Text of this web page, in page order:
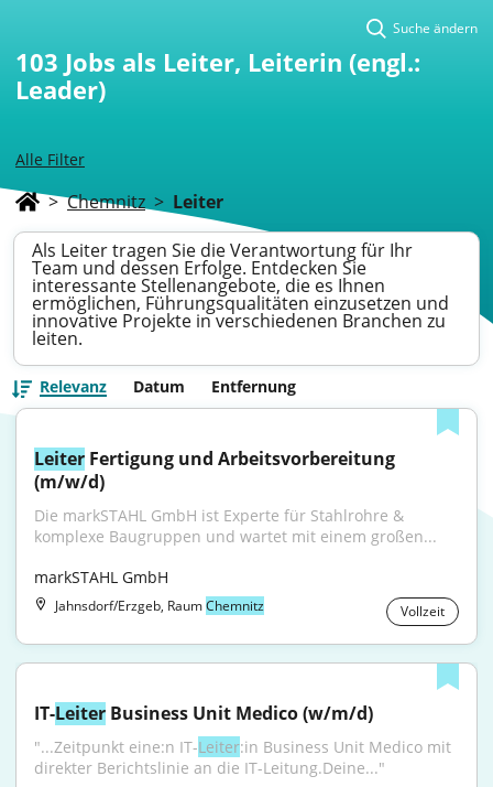
Alle Filter
Suche ändern
103 Jobs als Leiter, Leiterin (engl.:
Leader)
> Chemnitz > Leiter
Als Leiter tragen Sie die Verantwortung für Ihr
Team und dessen Erfolge. Entdecken Sie
interessante Stellenangebote, die es Ihnen
ermöglichen, Führungsqualitäten einzusetzen und
innovative Projekte in verschiedenen Branchen zu
leiten.
Relevanz Datum Entfernung
Leiter Fertigung und Arbeitsvorbereitung
(m/w/d)
Die markSTAHL GmbH ist Experte für Stahlrohre &
komplexe Baugruppen und wartet mit einem großen...
markSTAHL GmbH
Jahnsdorf/Erzgeb, RaumChemnitz Vollzeit
IT-Leiter Business Unit Medico (w/m/d)
"...Zeitpunkt eine:n IT-Leiter:in Business Unit Medico mit
direkter Berichtslinie an die IT-Leitung.Deine..."